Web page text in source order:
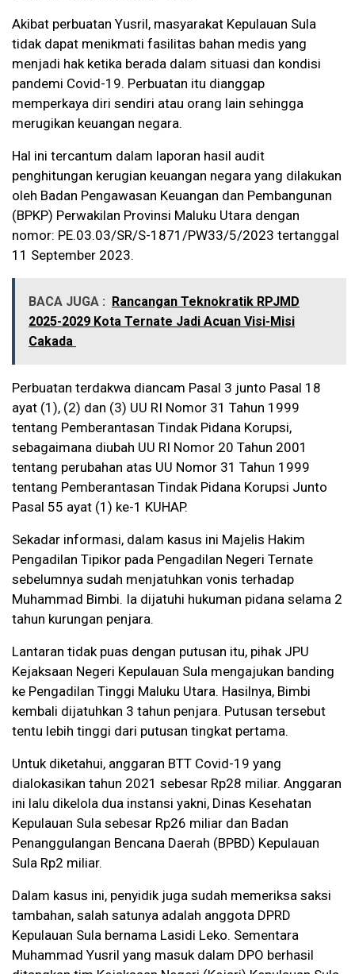
Akibat perbuatan Yusril, masyarakat Kepulauan Sula
tidak dapat menikmati fasilitas bahan medis yang
menjadi hak ketika berada dalam situasi dan kondisi
pandemi Covid-19. Perbuatan itu dianggap
memperkaya diri sendiri atau orang lain sehingga
merugikan keuangan negara.
Hal ini tercantum dalam laporan hasil audit
penghitungan kerugian keuangan negara yang dilakukan
oleh Badan Pengawasan Keuangan dan Pembangunan
(BPKP) Perwakilan Provinsi Maluku Utara dengan
nomor: PE.03.03/SR/S-1871/PW33/5/2023 tertanggal
11 September 2023.
BACA JUGA : Rancangan Teknokratik RPJMD
2025-2029 Kota Ternate Jadi Acuan Visi-Misi
Cakada
Perbuatan terdakwa diancam Pasal 3 junto Pasal 18
ayat (1), (2) dan (3) UU RI Nomor 31 Tahun 1999
tentang Pemberantasan Tindak Pidana Korupsi,
sebagaimana diubah UU RI Nomor 20 Tahun 2001
tentang perubahan atas UU Nomor 31 Tahun 1999
tentang Pemberantasan Tindak Pidana Korupsi Junto
Pasal 55 ayat (1) ke-1 KUHAP.
Sekadar informasi, dalam kasus ini Majelis Hakim
Pengadilan Tipikor pada Pengadilan Negeri Ternate
sebelumnya sudah menjatuhkan vonis terhadap
Muhammad Bimbi. Ia dijatuhi hukuman pidana selama 2
tahun kurungan penjara.
Lantaran tidak puas dengan putusan itu, pihak JPU
Kejaksaan Negeri Kepulauan Sula mengajukan banding
ke Pengadilan Tinggi Maluku Utara. Hasilnya, Bimbi
kembali dijatuhkan 3 tahun penjara. Putusan tersebut
tentu lebih tinggi dari putusan tingkat pertama.
Untuk diketahui, anggaran BTT Covid-19 yang
dialokasikan tahun 2021 sebesar Rp28 miliar. Anggaran
ini lalu dikelola dua instansi yakni, Dinas Kesehatan
Kepulauan Sula sebesar Rp26 miliar dan Badan
Penanggulangan Bencana Daerah (BPBD) Kepulauan
Sula Rp2 miliar.
Dalam kasus ini, penyidik juga sudah memeriksa saksi
tambahan, salah satunya adalah anggota DPRD
Kepulauan Sula bernama Lasidi Leko. Sementara
Muhammad Yusril yang masuk dalam DPO berhasil